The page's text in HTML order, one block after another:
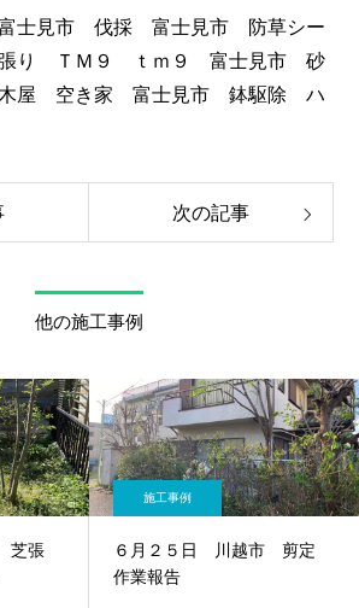
士見市 伐採 富士見市 防草シー
り ＴＭ９ ｔｍ９ 富士見市 砂
屋 空き家 富士見市 鉢駆除 ハ
次の記事
他の施工事例
芝張
施工事例
６月２５日 川越市 剪定
作業報告